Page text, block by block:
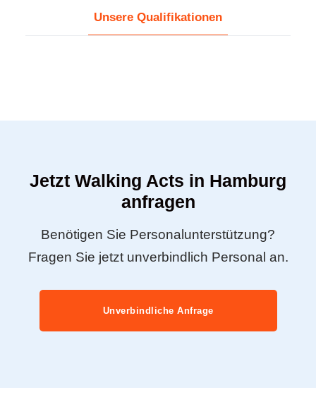
Unsere Qualifikationen
Jetzt Walking Acts in Hamburg
anfragen
Benötigen Sie Personalunterstützung?
Fragen Sie jetzt unverbindlich Personal an.
Unverbindliche Anfrage